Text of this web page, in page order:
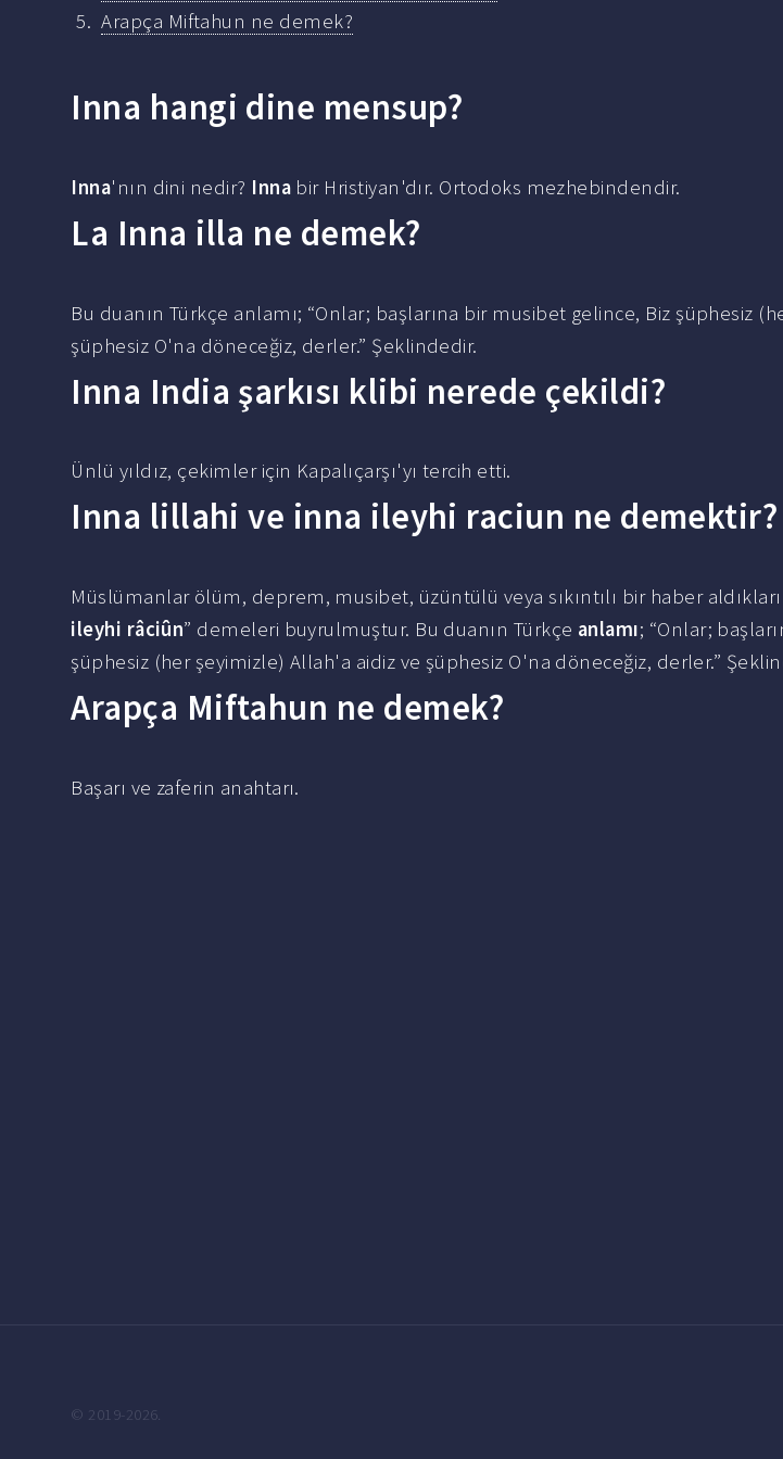
Arapça Miftahun ne demek?
Inna hangi dine mensup?
Inna'nın dini nedir? Inna bir Hristiyan'dır. Ortodoks mezhebindendir.
La Inna illa ne demek?
Bu duanın Türkçe anlamı; “Onlar; başlarına bir musibet gelince, Biz şüphesiz
şüphesiz O'na döneceğiz, derler.” Şeklindedir.
Inna India şarkısı klibi nerede çekildi?
Ünlü yıldız, çekimler için Kapalıçarşı'yı tercih etti.
Inna lillahi ve inna ileyhi raciun ne demektir?
Müslümanlar ölüm, deprem, musibet, üzüntülü veya sıkıntılı bir haber
ileyhi râciûn” demeleri buyrulmuştur. Bu duanın Türkçe anlamı; “Onlar;
şüphesiz (her şeyimizle) Allah'a aidiz ve şüphesiz O'na döneceğiz, derler.”
Arapça Miftahun ne demek?
Başarı ve zaferin anahtarı.
© 2019-2026.